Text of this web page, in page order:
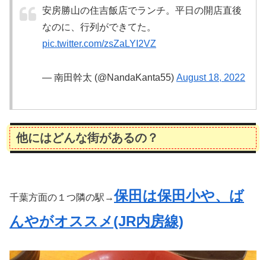
安房勝山の住吉飯店でランチ。平日の開店直後
なのに、行列ができてた。
pic.twitter.com/zsZaLYI2VZ
— 南田幹太 (@NandaKanta55) August 18, 2022
他にはどんな街があるの？
千葉方面の１つ隣の駅→保田は保田小や、ば
んやがオススメ(JR内房線)